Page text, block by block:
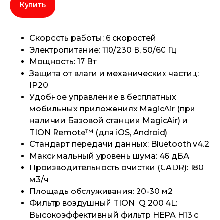
Купить
Скорость работы: 6 скоростей
Электропитание: 110/230 В, 50/60 Гц
Мощность: 17 Вт
Защита от влаги и механических частиц:
IP20
Удобное управление в бесплатных
мобильных приложениях MagicAir (при
наличии Базовой станции MagicAir) и
TION Remote™ (для iOS, Android)
Стандарт передачи данных: Bluetooth v4.2
Максимальный уровень шума: 46 дБА
Производительность очистки (CADR): 180
м3/ч
Площадь обслуживания: 20-30 м2
Фильтр воздушный TION IQ 200 4L:
Высокоэффективный фильтр HEPA H13 с